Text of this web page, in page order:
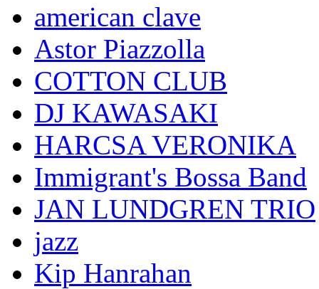
american clave
Astor Piazzolla
COTTON CLUB
DJ KAWASAKI
HARCSA VERONIKA
Immigrant's Bossa Band
JAN LUNDGREN TRIO
jazz
Kip Hanrahan